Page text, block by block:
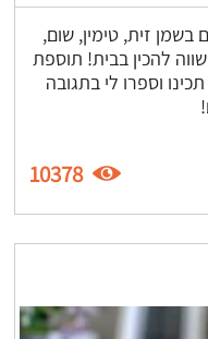
זית, טימין, שום,
להכין בבית! תוספת
וספרו לי בתגובה
10378